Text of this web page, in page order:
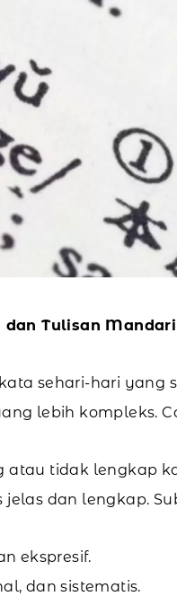
dan Tulisan
sehari-hari yang
lebih kompleks.
atau tidak lengkap
dan lengkap.
ekspresif.
dan sistematis.